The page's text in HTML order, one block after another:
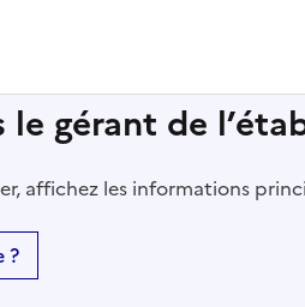
le gérant de
affichez les informations
?